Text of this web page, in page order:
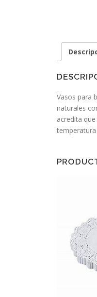
Vasos para
naturales
acredita
temperatura